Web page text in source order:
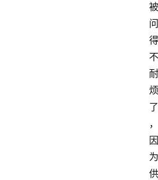
被
问
得
不
耐
烦
了
，
因
为
供